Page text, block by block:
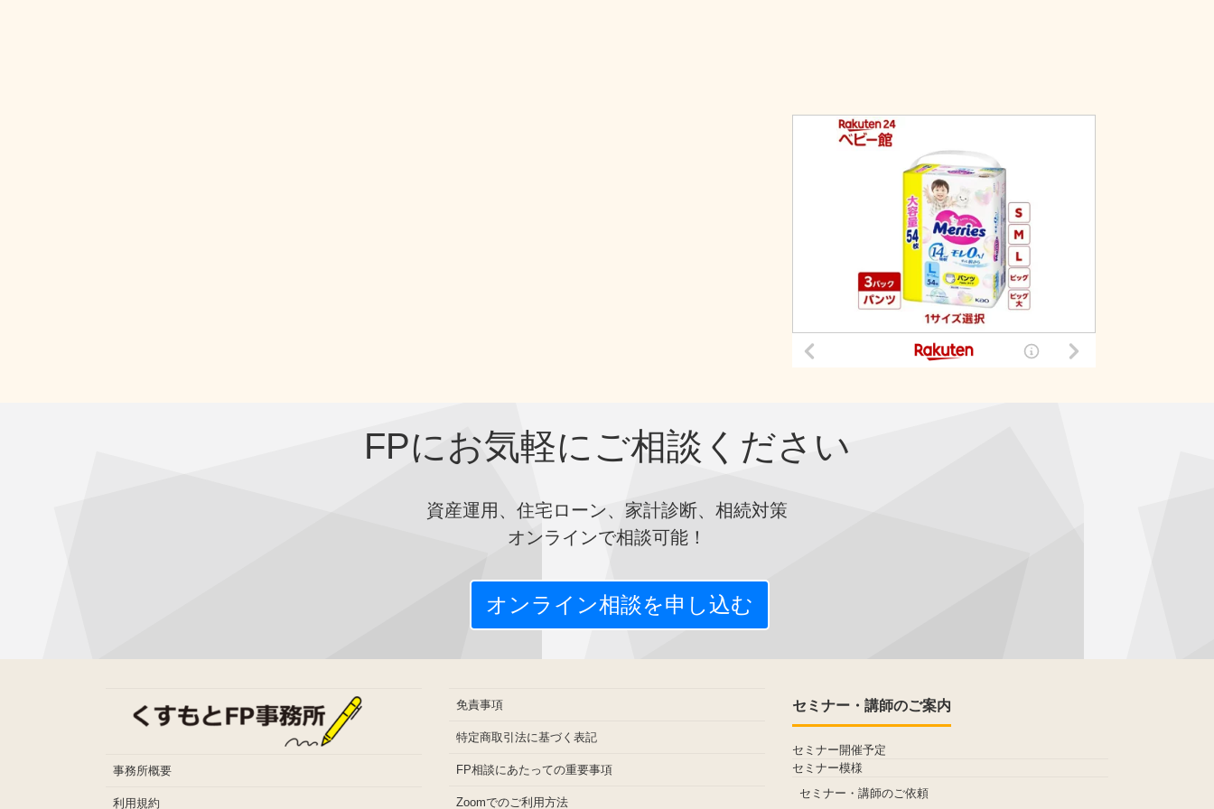
FPにお気軽にご相談ください
資産運用、住宅ローン、家計診断、相続対策
オンラインで相談可能！
オンライン相談を申し込む
事務所概要
利用規約
免責事項
特定商取引法に基づく表記
FP相談にあたっての重要事項
Zoomでのご利用方法
セミナー・講師のご案内
セミナー開催予定
セミナー模様
セミナー・講師のご依頼